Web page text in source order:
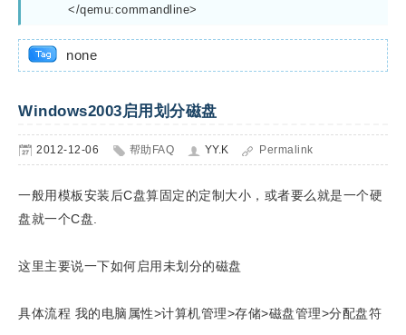
</qemu:commandline>
none
Windows2003启用划分磁盘
2012-12-06 帮助FAQ YY.K Permalink
一般用模板安装后C盘算固定的定制大小，或者要么就是一个硬
盘就一个C盘.
这里主要说一下如何启用未划分的磁盘
具体流程 我的电脑属性>计算机管理>存储>磁盘管理>分配盘符